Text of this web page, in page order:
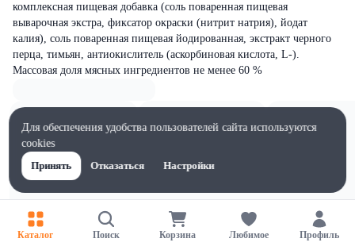
комплексная пищевая добавка (соль поваренная пищевая
выварочная экстра, фиксатор окраски (нитрит натрия), йодат
калия), соль поваренная пищевая йодированная, экстракт черного
перца, тимьян, антиокислитель (аскорбиновая кислота, L-).
Массовая доля мясных ингредиентов не менее 60 %
Каталог Поиск Корзина Любимое Профиль
Для обеспечения удобства пользователей сайта используются
cookies
Принять
Отказаться Настройки